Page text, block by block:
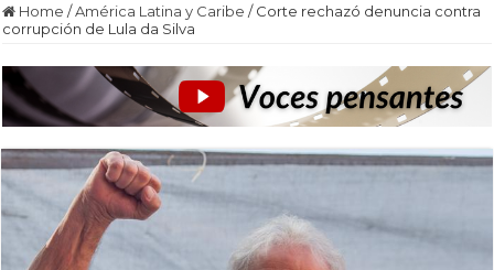
Home /América Latina y Caribe / Corte rechazó denuncia contra
corrupción de Lula da Silva